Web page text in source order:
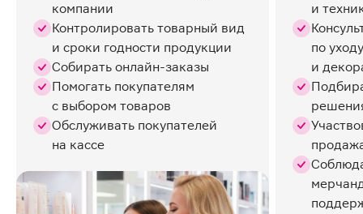
компании
Контролировать товарный вид
и сроки годности продукции
Собирать онлайн-заказы
Помогать покупателям
с выбором товаров
Обслуживать покупателей
на кассе
и
по
и